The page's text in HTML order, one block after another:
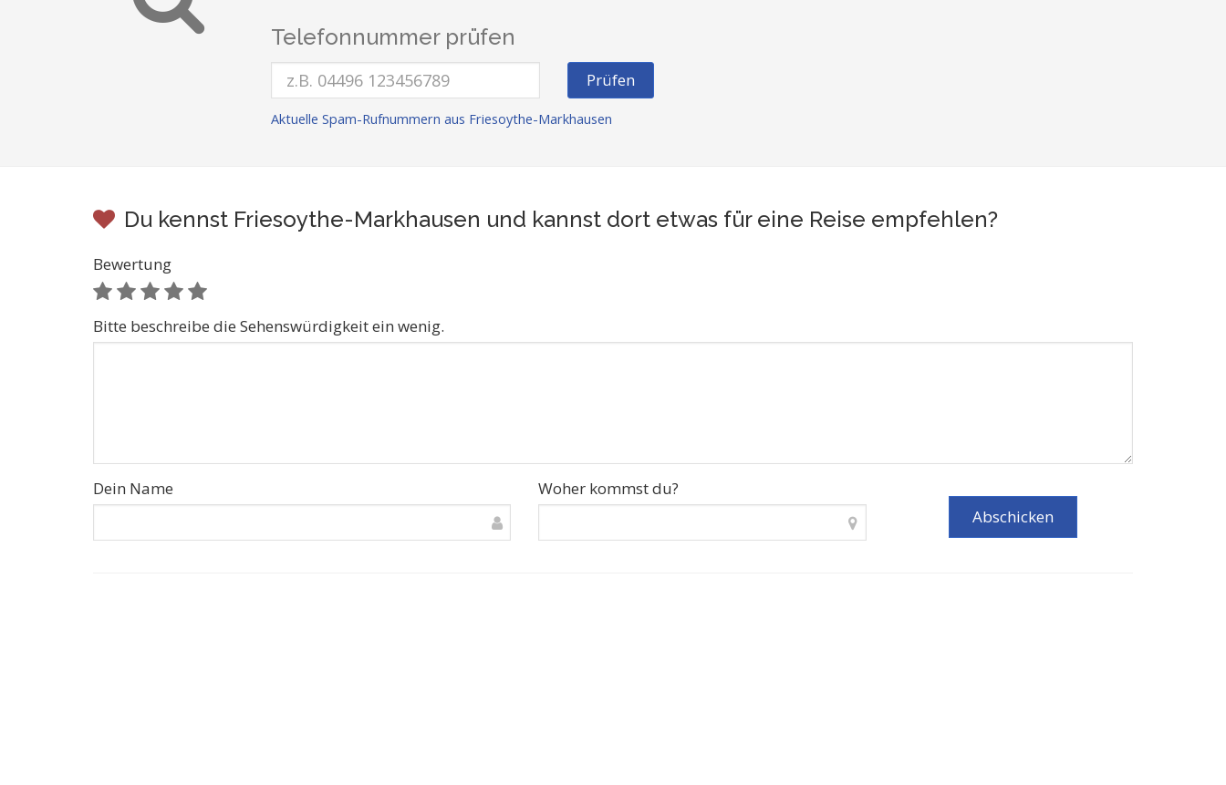
Telefonnummer prüfen
Prüfen
Aktuelle Spam-Rufnummern aus Friesoythe-Markhausen
Du kennst Friesoythe-Markhausen und kannst dort etwas für eine Reise empfehlen?
Bewertung
Bitte beschreibe die Sehenswürdigkeit ein wenig.
Dein Name Woher kommst du?